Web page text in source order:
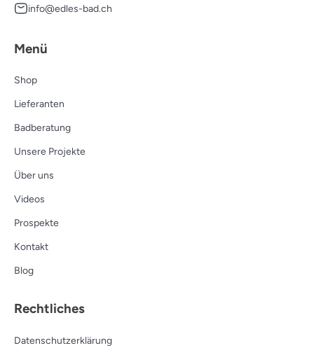
info@edles-bad.ch
Menü
Shop
Lieferanten
Badberatung
Unsere Projekte
Über uns
Videos
Prospekte
Kontakt
Blog
Rechtliches
Datenschutzerklärung